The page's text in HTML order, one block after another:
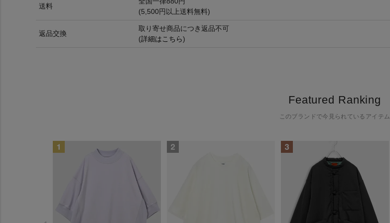
送料
(5,500円以上送料無料)
返品交換
取り寄せ商品につき返品不可
(詳細はこちら)
Featured Ranking
このブランドで今見られているアイテム